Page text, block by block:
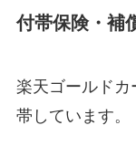
付帯保険・補
楽天ゴールド
帯しています。